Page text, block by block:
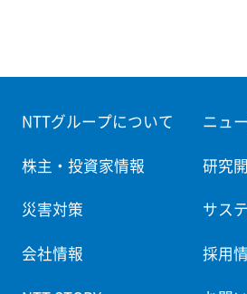
NTTグループについて ニュ
株主・投資家情報 研究
災害対策 サス
会社情報 採用